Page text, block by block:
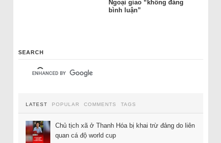
Ngoại giao “không đáng
bình luận”
SEARCH
LATEST POPULAR COMMENTS TAGS
Chủ tịch xã ở Thanh Hóa bị khai trừ đảng do liên
quan cá độ world cup